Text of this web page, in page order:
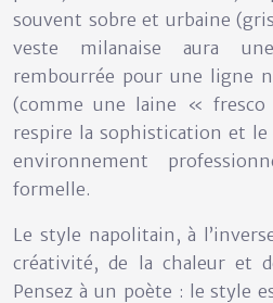
souvent sobre et urbaine
veste milanaise aura
rembourrée pour une ligne
(comme une laine « fresco
respire la sophistication et
environnement
formelle.
Le style napolitain, à
créativité, de la chaleur et
Pensez à un poète : le style